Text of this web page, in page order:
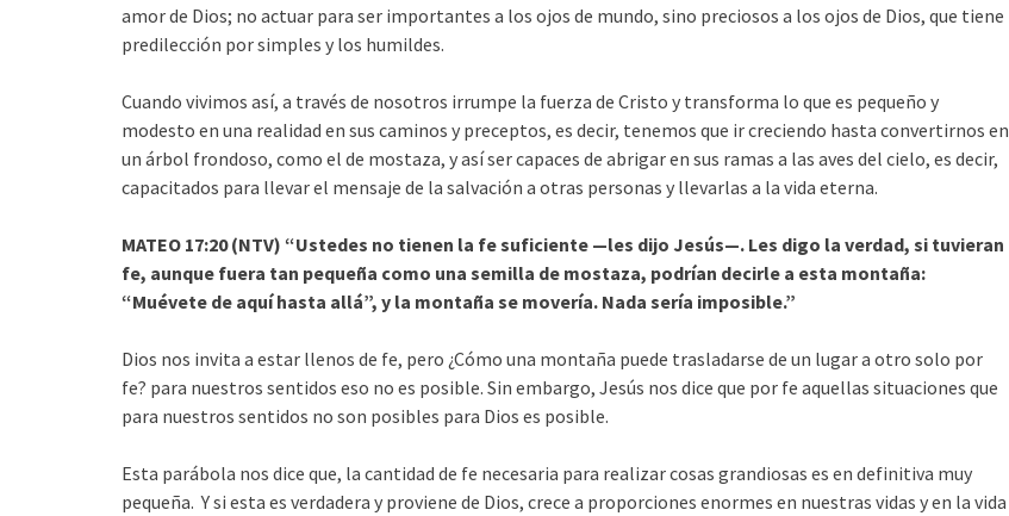
amor de Dios; no actuar para ser importantes a los ojos de mundo, sino preciosos a los ojos de Dios, que tiene
predilección por simples y los humildes.
Cuando vivimos así, a través de nosotros irrumpe la fuerza de Cristo y transforma lo que es pequeño y
modesto en una realidad en sus caminos y preceptos, es decir, tenemos que ir creciendo hasta convertirnos en
un árbol frondoso, como el de mostaza, y así ser capaces de abrigar en sus ramas a las aves del cielo, es decir,
capacitados para llevar el mensaje de la salvación a otras personas y llevarlas a la vida eterna.
MATEO 17:20 (NTV) “Ustedes no tienen la fe suficiente —les dijo Jesús—. Les digo la verdad, si tuvieran
fe, aunque fuera tan pequeña como una semilla de mostaza, podrían decirle a esta montaña:
“Muévete de aquí hasta allá”, y la montaña se movería. Nada sería imposible.”
Dios nos invita a estar llenos de fe, pero ¿Cómo una montaña puede trasladarse de un lugar a otro solo por
fe? para nuestros sentidos eso no es posible. Sin embargo, Jesús nos dice que por fe aquellas situaciones que
para nuestros sentidos no son posibles para Dios es posible.
Esta parábola nos dice que, la cantidad de fe necesaria para realizar cosas grandiosas es en definitiva muy
pequeña. Y si esta es verdadera y proviene de Dios, crece a proporciones enormes en nuestras vidas y en la vida